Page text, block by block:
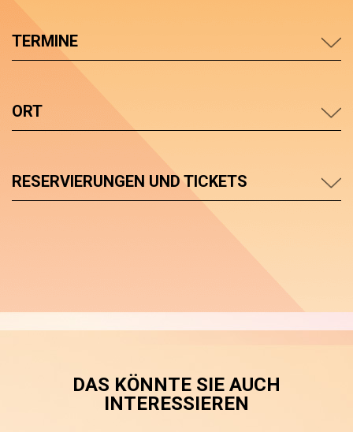
TERMINE
ORT
RESERVIERUNGEN UND TICKETS
DAS KÖNNTE SIE AUCH
INTERESSIEREN